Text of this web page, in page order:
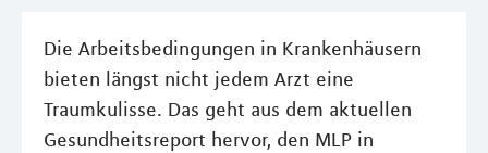
Die Arbeitsbedingungen in Krankenhäusern
bieten längst nicht jedem Arzt eine
Traumkulisse. Das geht aus dem aktuellen
Gesundheitsreport hervor, den MLP in